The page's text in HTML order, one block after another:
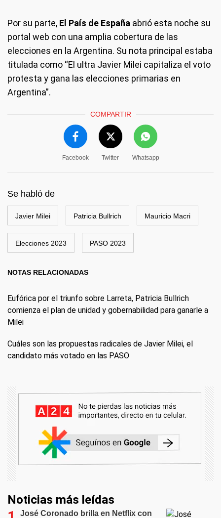
Por su parte, El País de España abrió esta noche su
portal web con una amplia cobertura de las
elecciones en la Argentina. Su nota principal estaba
titulada como “El ultra Javier Milei capitaliza el voto
protesta y gana las elecciones primarias en
Argentina”.
COMPARTIR
Facebook Twitter Whatsapp
Se habló de
Javier Milei Patricia Bullrich Mauricio Macri
Elecciones 2023 PASO 2023
NOTAS RELACIONADAS
Eufórica por el triunfo sobre Larreta, Patricia Bullrich
comienza el plan de unidad y gobernabilidad para ganarle a
Milei
Cuáles son las propuestas radicales de Javier Milei, el
candidato más votado en las PASO
Noticias más leídas
José Coronado brilla en Netflix con